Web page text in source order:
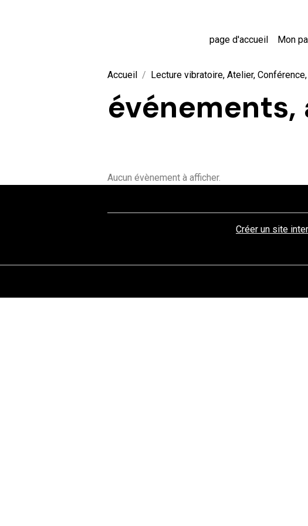
page d'accueil Mon
Accueil Lecture vibratoire, Atelier, Conférence,
Aucun évènement à afficher.
Créer un site